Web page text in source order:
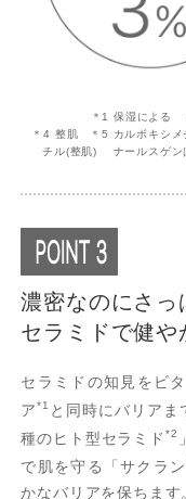
＊1 保湿による
＊4 整肌 ＊5 カルボキシメ
チル(整肌) ナールスゲン
濃密なのにさっ
セラミドで健や
セラミドの知見をビ
ア*1 と同時にバリアま
種のヒト型セラミド *2
で肌を守る「サクラン
かなバリアを保ちます